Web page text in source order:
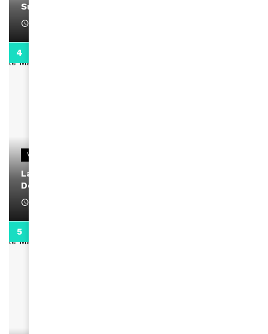
Support Black Business Wee-kend
VIDEOS
La rubrique santé speciale coronavirus du
Docteur Makanda